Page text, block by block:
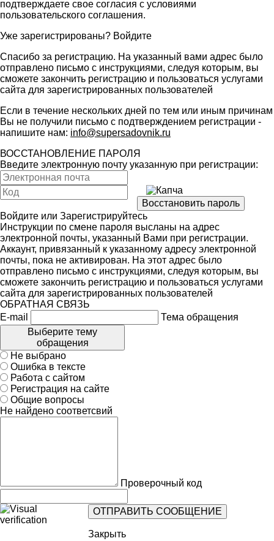
подтверждаете свое согласия с условиями
пользовательского соглашения.
Уже зарегистрированы? Войдите
Спасибо за регистрацию. На указанный вами адрес было
отправлено письмо с инструкциями, следуя которым, вы
сможете закончить регистрацию и пользоваться услугами
сайта для зарегистрированных пользователей
Если в течение нескольких дней по тем или иным причинам
Вы не получили письмо с подтверждением регистрации -
напишите нам: info@supersadovnik.ru
ВОССТАНОВЛЕНИЕ ПАРОЛЯ
Введите электронную почту указанную при регистрации:
Войдите или Зарегистрируйтесь
Инструкции по смене пароля высланы на адрес
электронной почты, указанный Вами при регистрации.
Аккаунт, привязанный к указанному адресу электронной
почты, пока не активирован. На этот адрес было
отправлено письмо с инструкциями, следуя которым, вы
сможете закончить регистрацию и пользоваться услугами
сайта для зарегистрированных пользователей
ОБРАТНАЯ СВЯЗЬ
E-mail
Тема обращения
Выберите тему
обращения
Не выбрано
Ошибка в тексте
Работа с сайтом
Регистрация на сайте
Общие вопросы
Не найдено соответсвий
Проверочный код
Закрыть